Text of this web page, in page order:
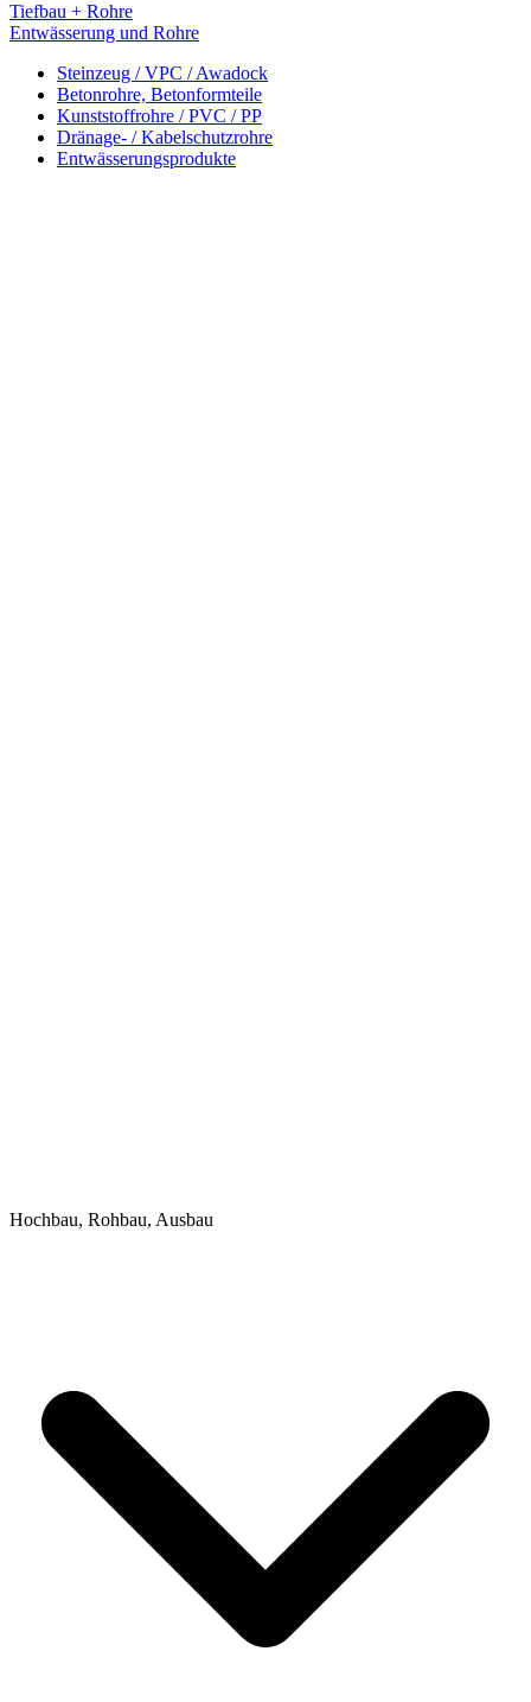
Tiefbau + Rohre
Entwässerung und Rohre
Steinzeug / VPC / Awadock
Betonrohre, Betonformteile
Kunststoffrohre / PVC / PP
Dränage- / Kabelschutzrohre
Entwässerungsprodukte
Hochbau, Rohbau, Ausbau